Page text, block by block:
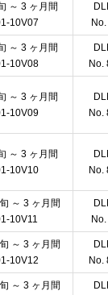
～ 3 ヶ月間
10V07
～ 3 ヶ月間
10V08
No.
～ 3 ヶ月間
10V09
No.
～ 3 ヶ月間
10V10
No.
～ 3 ヶ月間
10V11
～ 3 ヶ月間
10V12
No.
～ 3 ヶ月間